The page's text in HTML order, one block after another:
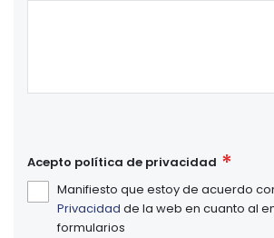
Acepto política de privacidad
Manifiesto que estoy de acuerdo
Privacidad de la web en cuanto al
formularios